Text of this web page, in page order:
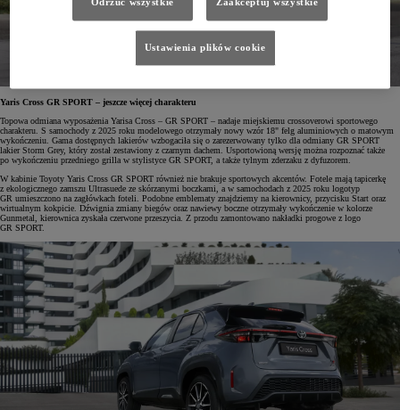
Yaris Cross GR SPORT – jeszcze więcej charakteru
Topowa odmiana wyposażenia Yarisa Cross – GR SPORT – nadaje miejskiemu crossoverowi sportowego
charakteru. S samochody z 2025 roku modelowego otrzymały nowy wzór 18" felg aluminiowych o matowym
wykończeniu. Gama dostępnych lakierów wzbogaciła się o zarezerwowany tylko dla odmiany GR SPORT
lakier Storm Grey, który został zestawiony z czarnym dachem. Usportowioną wersję można rozpoznać także
po wykończeniu przedniego grilla w stylistyce GR SPORT, a także tylnym zderzaku z dyfuzorem.
W kabinie Toyoty Yaris Cross GR SPORT również nie brakuje sportowych akcentów. Fotele mają tapicerkę
z ekologicznego zamszu Ultrasuede ze skórzanymi boczkami, a w samochodach z 2025 roku logotyp
GR umieszczono na zagłówkach foteli. Podobne emblematy znajdziemy na kierownicy, przycisku Start oraz
wirtualnym kokpicie. Dźwignia zmiany biegów oraz nawiewy boczne otrzymały wykończenie w kolorze
Gunmetal, kierownica zyskała czerwone przeszycia. Z przodu zamontowano nakładki progowe z logo
GR SPORT.
Odrzuć wszystkie Zaakceptuj wszystkie
Ustawienia plików cookie